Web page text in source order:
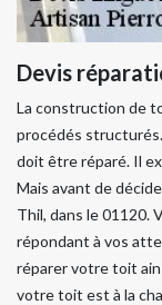
Devis
La construction de
procédés
doit être réparé. Il
Mais avant de
Thil, dans le 01120.
répondant à vos
réparer votre toit
votre toit est à la